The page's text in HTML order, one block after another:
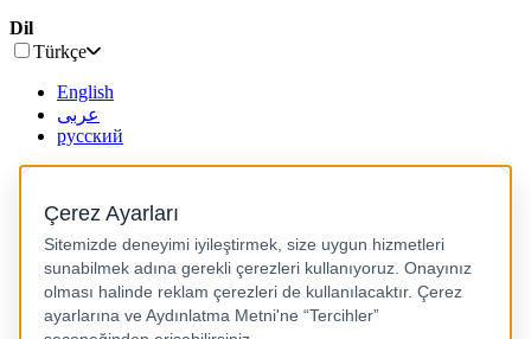
Dil
Türkçe
English
عربى
русский